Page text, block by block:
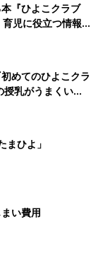
『ひよこクラブ
児に役立つ情報が
めてのひよこクラ
授乳がうまくい
トラブル 解決テ
まひよ」
い費用